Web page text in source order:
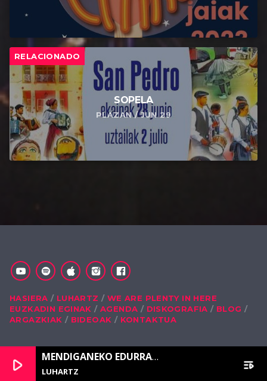
RELACIONADO
SOPELA
PLAZAN / JUN 29
HASIERA LUHARTZ
WE ARE PLENTY IN HERE
EUZKADIN EGINAK
AGENDA DISKOGRAFIA
BLOG
ARGAZKIAK
BIDEOAK KONTAKTUA
play_arrow MENDIGANEKO EDURRAK
LUHARTZ playlist_play